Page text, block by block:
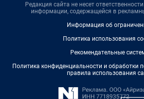
Редакция сайта не несет
информации, содержащейся в
Информация об
Политика использования
Рекомендательные
Политика конфиденциальности и обработки
правила использования